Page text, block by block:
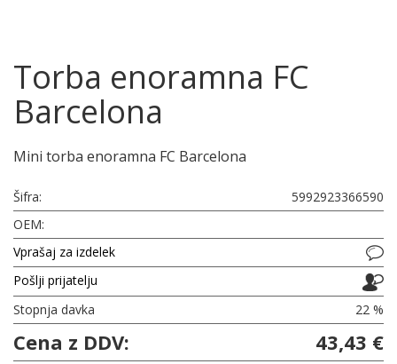
Torba enoramna FC
Barcelona
Mini torba enoramna FC Barcelona
Šifra:
5992923366590
OEM:
Vprašaj za izdelek
Pošlji prijatelju
Stopnja davka
22 %
Cena z DDV: 43,43 €